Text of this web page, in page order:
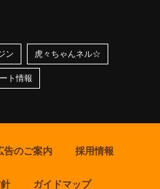
ン 虎々ちゃんネル☆
ト情報
告のご案内 採用情報
ガイドマップ